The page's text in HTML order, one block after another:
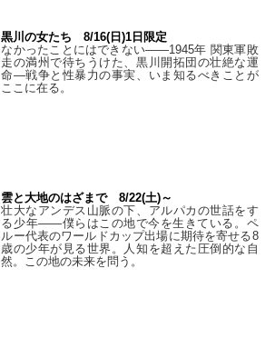
黒川の女たち 8/16(日)1日限定
なかったことにはできない——1945年 関東軍敗
走の満州で待ちうけた、黒川開拓団の壮絶な運
命―戦争と性暴力の事実、いま知るべきことが
ここに在る。
雲と大地のはざまで 8/22(土)～
壮大なアンデス山脈の下、アルパカの世話をす
る少年――僕らはこの地で今を生きている。ペ
ルー代表のワールドカップ出場に期待を寄せる8
歳の少年が見る世界。人知を超えた圧倒的な自
然。この地の未来を問う。